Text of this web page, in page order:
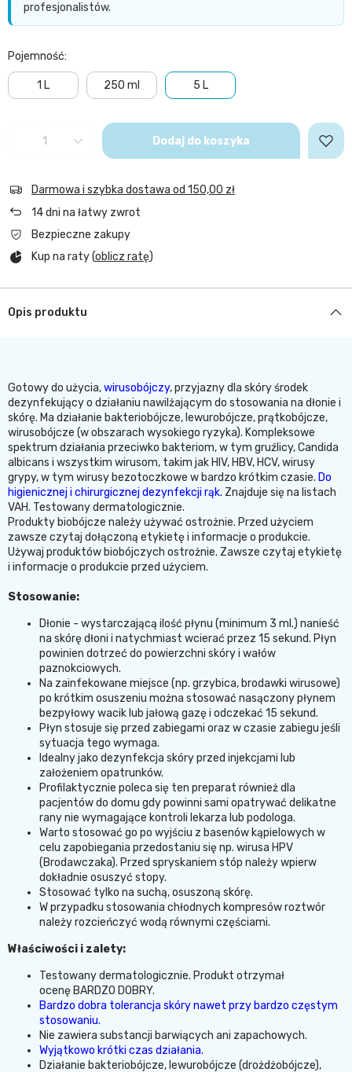
profesjonalistów.
Pojemność
1 L 250 ml 5 L
Dodaj do koszyka
Darmowa i szybka dostawa od 150,00 zł
14dni na łatwy zwrot
Bezpieczne zakupy
Kup na raty (oblicz ratę)
Opis produktu
Gotowy do użycia,wirusobójczy, przyjazny dla skóry środek
dezynfekujący o działaniu nawilżającym do stosowania na dłonie i
skórę. Ma działanie bakteriobójcze, lewurobójcze, prątkobójcze,
wirusobójcze (w obszarach wysokiego ryzyka). Kompleksowe
spektrum działania przeciwko bakteriom, w tym gruźlicy, Candida
albicans i wszystkim wirusom, takim jak HIV, HBV, HCV, wirusy
grypy, w tym wirusy bezotoczkowe w bardzo krótkim czasie. Do
higienicznej i chirurgicznej dezynfekcji rąk. Znajduje się na listach
VAH. Testowany dermatologicznie.
Produkty biobójcze należy używać ostrożnie. Przed użyciem
zawsze czytaj dołączoną etykietę i informacje o produkcie.
Używaj produktów biobójczych ostrożnie. Zawsze czytaj etykietę
i informacje o produkcie przed użyciem.
Stosowanie:
Dłonie - wystarczającą ilość płynu (minimum 3 ml.) nanieść
na skórę dłoni i natychmiast wcierać przez 15 sekund. Płyn
powinien dotrzeć do powierzchni skóry i wałów
paznokciowych.
Na zainfekowane miejsce (np. grzybica, brodawki wirusowe)
po krótkim osuszeniu można stosować nasączony płynem
bezpyłowy wacik lub jałową gazę i odczekać 15 sekund.
Płyn stosuje się przed zabiegami oraz w czasie zabiegu jeśli
sytuacja tego wymaga.
Idealny jako dezynfekcja skóry przed injekcjami lub
założeniem opatrunków.
Profilaktycznie poleca się ten preparat również dla
pacjentów do domu gdy powinni sami opatrywać delikatne
rany nie wymagające kontroli lekarza lub podologa.
Warto stosować go po wyjściu z basenów kąpielowych w
celu zapobiegania przedostaniu się np. wirusa HPV
(Brodawczaka). Przed spryskaniem stóp należy wpierw
dokładnie osuszyć stopy.
Stosować tylko na suchą, osuszoną skórę.
W przypadku stosowania chłodnych kompresów roztwór
należy rozcieńczyć wodą równymi częściami.
Właściwości i zalety:
Testowany dermatologicznie. Produkt otrzymał
ocenę BARDZO DOBRY.
Bardzo dobra tolerancja skóry nawet przy bardzo częstym
stosowaniu.
Nie zawiera substancji barwiących ani zapachowych.
Wyjątkowo krótki czas działania.
Działanie bakteriobójcze, lewurobójcze (drożdżobójcze),